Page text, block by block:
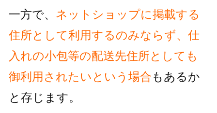
一方で、 ネットショップに掲載する
住所として利用するのみならず、 仕
入れの小包等の配送先住所としても
御利用されたいという 場合もあるか
と存じます。